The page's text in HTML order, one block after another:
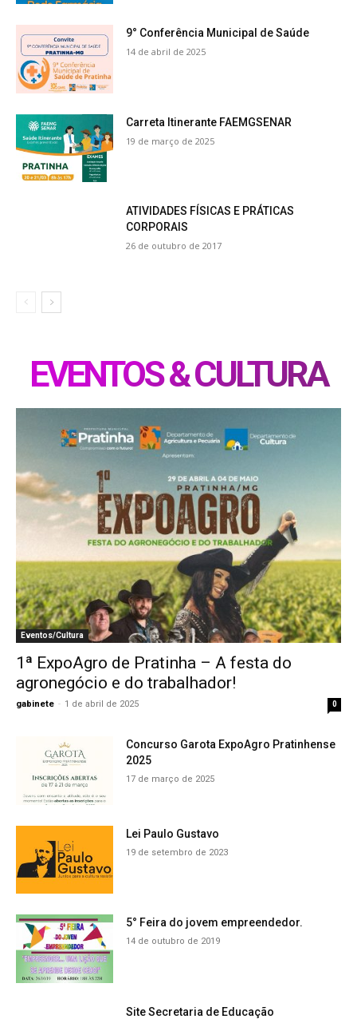
9° Conferência Municipal de Saúde
14 de abril de 2025
Carreta Itinerante FAEMGSENAR
19 de março de 2025
ATIVIDADES FÍSICAS E PRÁTICAS
CORPORAIS
26 de outubro de 2017
EVENTOS & CULTURA
Eventos/Cultura
1ª ExpoAgro de Pratinha – A festa do
agronegócio e do trabalhador!
gabinete - 1 de abril de 2025 0
Concurso Garota ExpoAgro Pratinhense
2025
17 de março de 2025
Lei Paulo Gustavo
19 de setembro de 2023
5° Feira do jovem empreendedor.
14 de outubro de 2019
Site Secretaria de Educação